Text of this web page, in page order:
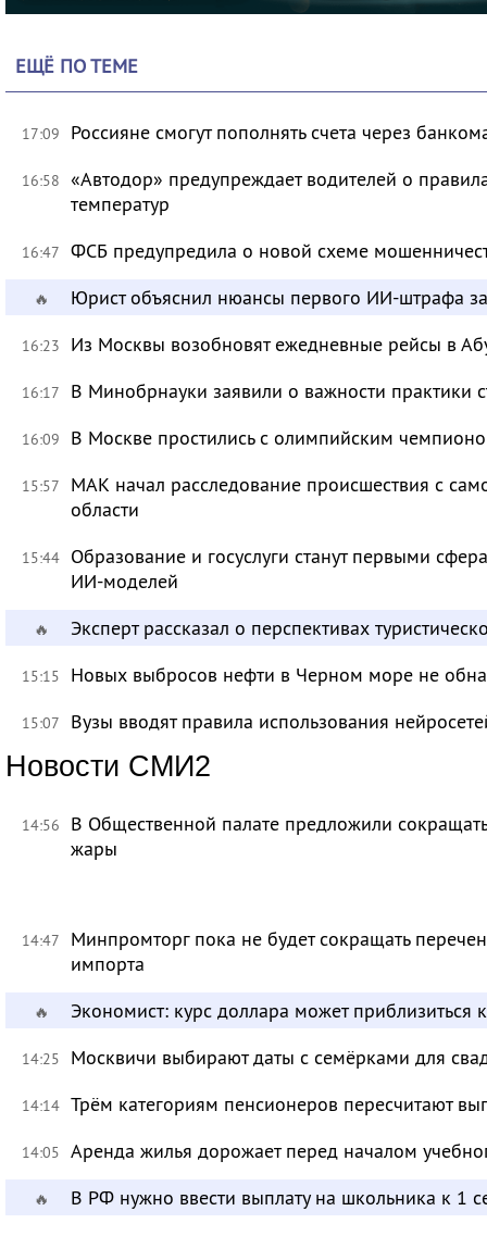
ЕЩЁ ПО ТЕМЕ
17:09 Россияне смогут пополнять счета через
16:58 «Автодор» предупреждает водителей о
температур
16:47 ФСБ предупредила о новой схеме
🔥 Юрист объяснил нюансы первого ИИ-штрафа
16:23 Из Москвы возобновят ежедневные рейсы в
16:17 В Минобрнауки заявили о важности практики
16:09 В Москве простились с олимпийским
15:57
МАК начал расследование происшествия с
области
15:44 Образование и госуслуги станут первыми
ИИ-моделей
🔥 Эксперт рассказал о перспективах
15:15 Новых выбросов нефти в Черном море не
15:07 Вузы вводят правила использования
Новости СМИ2
14:56
В Общественной палате предложили
жары
14:47
Минпромторг пока не будет сокращать
импорта
🔥 Экономист: курс доллара может приблизиться
14:25 Москвичи выбирают даты с семёрками для
14:14 Трём категориям пенсионеров пересчитают
14:05 Аренда жилья дорожает перед началом
🔥 В РФ нужно ввести выплату на школьника к 1